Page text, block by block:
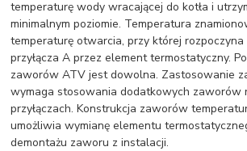
temperaturę wody wracającej do kotła i
minimalnym poziomie. Temperatura
temperaturę otwarcia, przy której
przyłącza A przez element termostatyczny.
zaworów ATV jest dowolna. Zastosowanie
wymaga stosowania dodatkowych zaworów
przyłączach. Konstrukcja zaworów
umożliwia wymianę elementu
demontażu zaworu z instalacji.